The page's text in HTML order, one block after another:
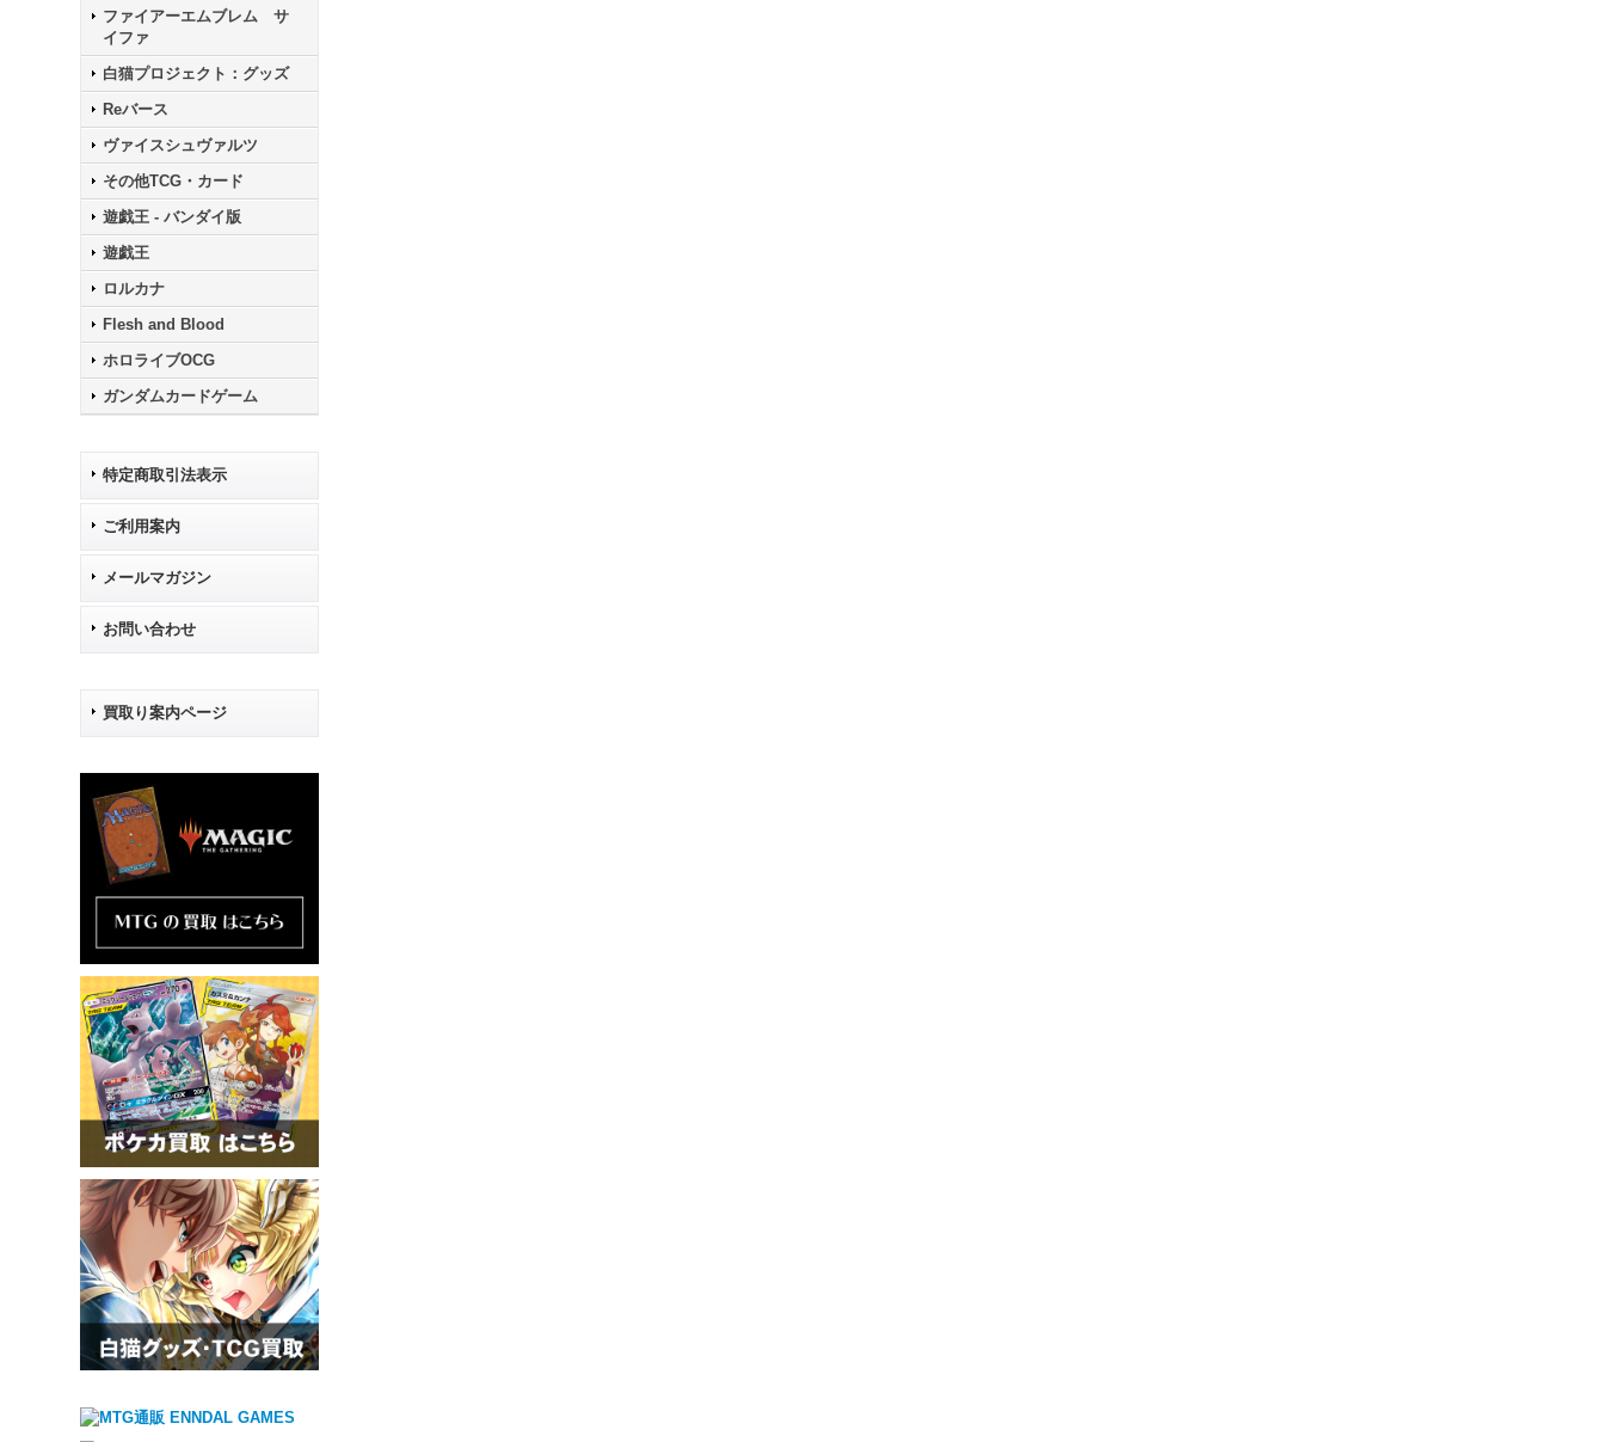
ファイアーエムブレム サ
イファ
白猫プロジェクト：グッズ
Reバース
ヴァイスシュヴァルツ
その他TCG・カード
遊戯王 - バンダイ版
遊戯王
ロルカナ
Flesh and Blood
ホロライブOCG
ガンダムカードゲーム
特定商取引法表示
ご利用案内
メールマガジン
お問い合わせ
買取り案内ページ